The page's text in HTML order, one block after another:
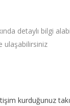
detaylı bilgi
ulaşabilirsiniz
kurduğunuz